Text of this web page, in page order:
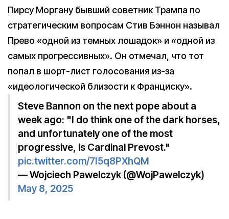
Пирсу Моргану бывший советник Трампа по
стратегическим вопросам Стив Бэннон называл
Прево «одной из темных лошадок» и «одной из
самых прогрессивных». Он отмечал, что тот
попал в шорт-лист голосования из-за
«идеологической близости к Франциску».
Steve Bannon on the next pope about a
week ago: "I do think one of the dark horses,
and unfortunately one of the most
progressive, is Cardinal Prevost."
pic.twitter.com/7I5q8PXhQM
— Wojciech Pawelczyk (@WojPawelczyk)
May 8, 2025